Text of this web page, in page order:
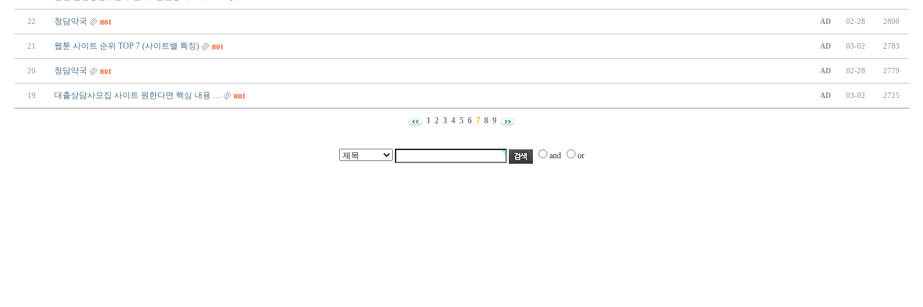
22 청담약국 AD 02-28 2800
21 웹툰 사이트 순위 TOP 7 (사이트별 특징) AD 03-02 2783
20 청담약국 AD 02-28 2779
19 대출상담사모집 사이트 원한다면 핵심 내용 … AD 03-02 2725
1 2 3 4 5 6 7 8 9
and or